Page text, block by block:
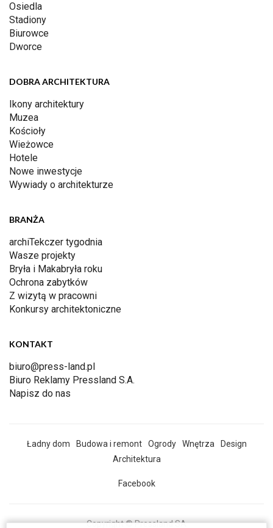
Osiedla
Stadiony
Biurowce
Dworce
DOBRA ARCHITEKTURA
Ikony architektury
Muzea
Kościoły
Wieżowce
Hotele
Nowe inwestycje
Wywiady o architekturze
BRANŻA
archiTekczer tygodnia
Wasze projekty
Bryła i Makabryła roku
Ochrona zabytków
Z wizytą w pracowni
Konkursy architektoniczne
KONTAKT
biuro@press-land.pl
Biuro Reklamy Pressland S.A.
Napisz do nas
Ładny dom Budowa i remont Ogrody Wnętrza
Design
Architektura
Facebook
Copyright © Pressland SA